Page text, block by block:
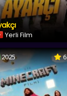
Yerli Film
2025 6